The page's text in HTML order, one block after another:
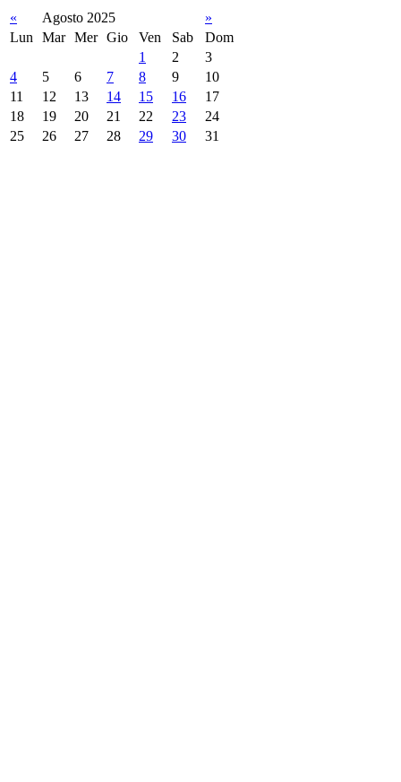
« Agosto 2025
»
Lun
Mar Mer Gio Ven Sab
Dom
1
2
3
4
5 6 7 8 9
10
11
12 13 14 15 16
17
18
19 20 21 22 23
24
25
26 27 28 29 30 31